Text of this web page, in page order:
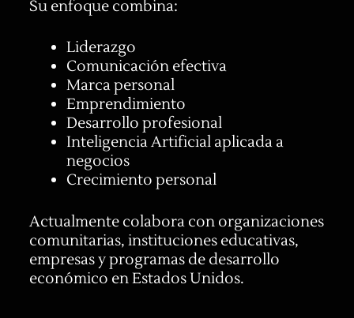
Su enfoque combina:
Liderazgo
Comunicación efectiva
Marca personal
Emprendimiento
Desarrollo profesional
Inteligencia Artificial aplicada a
negocios
Crecimiento personal
Actualmente colabora con organizaciones
comunitarias, instituciones educativas,
empresas y programas de desarrollo
económico en Estados Unidos.